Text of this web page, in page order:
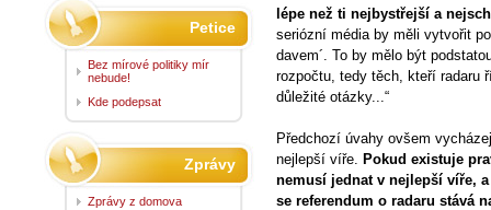
lépe než ti nejbystřejší a
seriózní média by měli vytvořit
davem´. To by mělo být
rozpočtu, tedy těch, kteří radaru
důležité otázky...“
Předchozí úvahy ovšem
nejlepší víře. Pokud existuje
nemusí jednat v nejlepší víře,
se referendum o radaru stává
Petice
Bez mírové politiky mír
nebude!
Kde podepsat
Zprávy
Zprávy z domova